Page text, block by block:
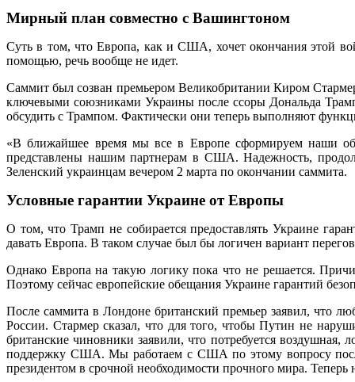
Мирный план совместно с Вашингтоном
Суть в том, что Европа, как и США, хочет окончания этой
помощью, речь вообще не идет.
Саммит был созван премьером Великобритании Киром
ключевыми союзниками Украины после ссоры Дональда
обсудить с Трампом. Фактически они теперь выполняют
«В ближайшее время мы все в Европе сформируем наши
представлены нашим партнерам в США. Надежность,
Зеленский украинцам вечером 2 марта по окончании саммита.
Условные гарантии Украине от Европы
О том, что Трамп не собирается предоставлять Украине
давать Европа. В таком случае был бы логичен вариант
Однако Европа на такую логику пока что не решается.
Поэтому сейчас европейские обещания Украине гарантий
После саммита в Лондоне британский премьер заявил, что
России. Стармер сказал, что для того, чтобы Путин не
британские чиновники заявили, что потребуется
поддержку США. Мы работаем с США по этому вопросу
президентом в срочной необходимости прочного мира.